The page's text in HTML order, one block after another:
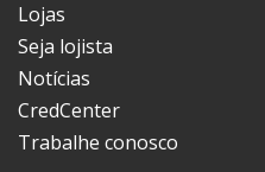
Lojas
Seja lojista
Notícias
CredCenter
Trabalhe conosco